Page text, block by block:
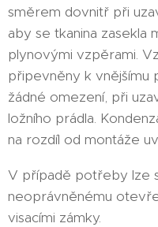
směrem dovnitř při
aby se tkanina zasekla
plynovými vzpěrami.
připevněny k vnějšímu
žádné omezení, při
ložního prádla.
na rozdíl od montáže
V případě potřeby lze
neoprávněnému
visacími zámky.